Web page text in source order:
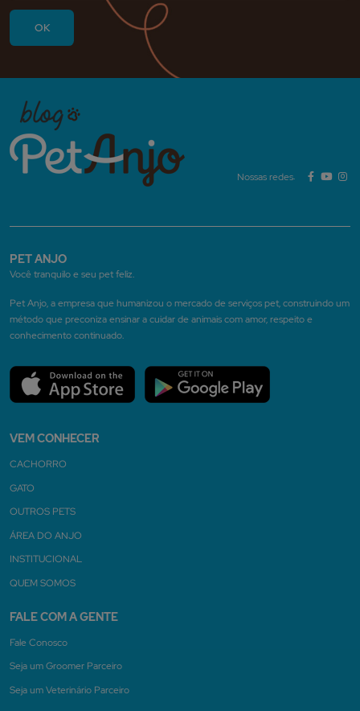
Nossas redes:
PET ANJO
Você tranquilo e seu pet feliz.
Pet Anjo, a empresa que humanizou o mercado de serviços pet, construindo um
método que preconiza ensinar a cuidar de animais com amor, respeito e
conhecimento continuado.
VEM CONHECER
CACHORRO
GATO
OUTROS PETS
ÁREA DO ANJO
INSTITUCIONAL
QUEM SOMOS
FALE COM A GENTE
Fale Conosco
Seja um Groomer Parceiro
Seja um Veterinário Parceiro